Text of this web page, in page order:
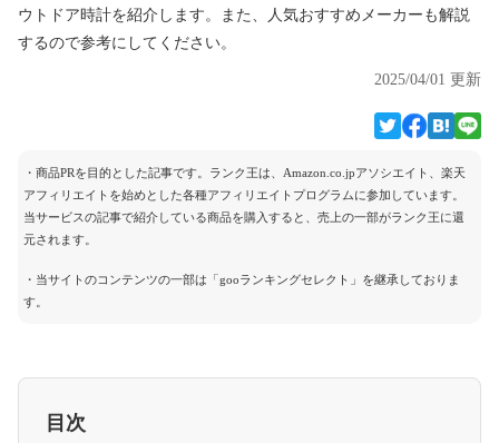
ウトドア時計を紹介します。また、人気おすすめメーカーも解説
するので参考にしてください。
2025/04/01 更新
・商品PRを目的とした記事です。ランク王は、Amazon.co.jpアソシエイト、楽天
アフィリエイトを始めとした各種アフィリエイトプログラムに参加しています。
当サービスの記事で紹介している商品を購入すると、売上の一部がランク王に還
元されます。
・当サイトのコンテンツの一部は「gooランキングセレクト」を継承しておりま
す。
目次